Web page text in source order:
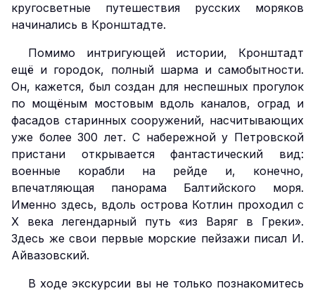
кругосветные путешествия русских моряков
начинались в Кронштадте.
Помимо интригующей истории, Кронштадт
ещё и городок, полный шарма и самобытности.
Он, кажется, был создан для неспешных прогулок
по мощёным мостовым вдоль каналов, оград и
фасадов старинных сооружений, насчитывающих
уже более 300 лет. С набережной у Петровской
пристани открывается фантастический вид:
военные корабли на рейде и, конечно,
впечатляющая панорама Балтийского моря.
Именно здесь, вдоль острова Котлин проходил с
X века легендарный путь «из Варяг в Греки».
Здесь же свои первые морские пейзажи писал И.
Айвазовский.
В ходе экскурсии вы не только познакомитесь